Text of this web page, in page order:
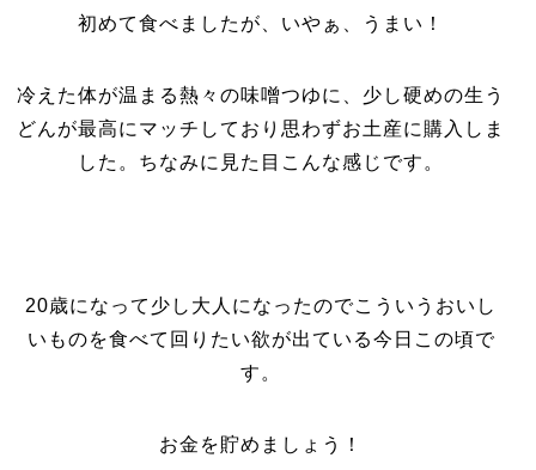
初めて食べましたが、いやぁ、うまい！
冷えた体が温まる熱々の味噌つゆに、少し硬めの生う
どんが最高にマッチしており思わずお土産に購入しま
した。ちなみに見た目こんな感じです。
20歳になって少し大人になったのでこういうおいし
いものを食べて回りたい欲が出ている今日この頃で
す。
お金を貯めましょう！